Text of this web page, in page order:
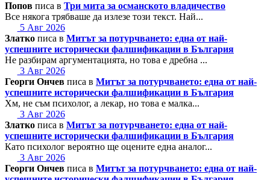
Попов писа в Три мита за османското владичество
Все някога трябваше да излезе този текст. Най...
5 Авг 2026
Златко писа в Митът за потурчването: една от най-
успешните исторически фалшификации в България
Не разбирам аргументацията, но това е дребна ...
3 Авг 2026
Георги Ончев писа в Митът за потурчването: една от най-
успешните исторически фалшификации в България
Хм, не съм психолог, а лекар, но това е малка...
3 Авг 2026
Златко писа в Митът за потурчването: една от най-
успешните исторически фалшификации в България
Като психолог вероятно ще оцените една аналог...
3 Авг 2026
Георги Ончев писа в Митът за потурчването: една от най-